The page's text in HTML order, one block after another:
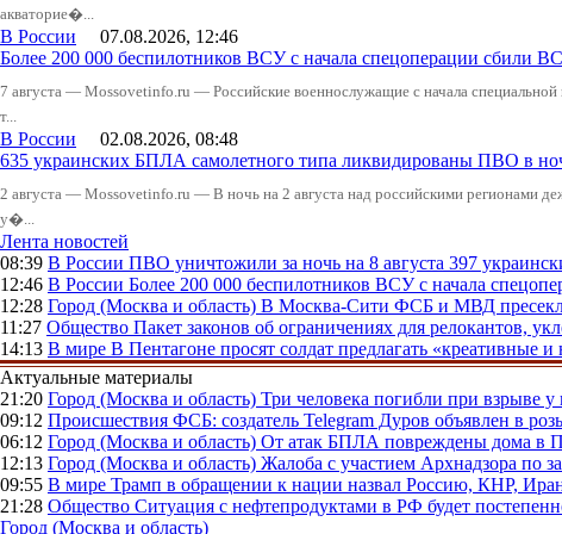
акваторие�...
В России 07.08.2026, 12:46
Более 200 000 беспилотников ВСУ с начала спецоперации сбили
7 августа — Mossovetinfo.ru — Российские военнослужащие с начала
т...
В России 02.08.2026, 08:48
635 украинских БПЛА самолетного типа ликвидированы ПВО в
2 августа — Mossovetinfo.ru — В ночь на 2 августа над российскими регионами
у�...
Лента новостей
08:39 В России ПВО уничтожили за ночь на 8 августа 397
12:46 В России Более 200 000 беспилотников ВСУ с начала
12:28 Город (Москва и область) В Москва-Сити ФСБ и МВД
11:27 Общество Пакет законов об ограничениях для релокантов,
14:13 В мире В Пентагоне просят солдат предлагать «креативные
Актуальные материалы
21:20 Город (Москва и область) Три человека погибли при
09:12 Происшествия ФСБ: создатель Telegram Дуров объявлен в
06:12 Город (Москва и область) От атак БПЛА повреждены дома в
12:13 Город (Москва и область) Жалоба с участием Архнадзора по
09:55 В мире Трамп в обращении к нации назвал Россию, КНР,
21:28 Общество Ситуация с нефтепродуктами в РФ будет
Город (Москва и область)